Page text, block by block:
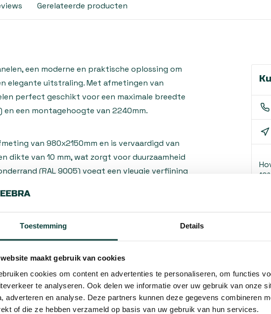
Toestemming Details
website maakt gebruik van cookies
cookies om content en advertenties te personaliseren, om functies
te analyseren. Ook delen we informatie over uw gebruik van onze
adverteren en analyse. Deze partners kunnen deze gegevens combineren
of die ze hebben verzameld op basis van uw gebruik van hun services.
Gerelateerde producten
een moderne en praktische oplossing om
elegante uitstraling. Met afmetingen van
perfect geschikt voor een maximale breedte
en een montagehoogte van 2240mm.
van 980x2150mm en is vervaardigd van
dikte van 10 mm, wat zorgt voor duurzaamheid
(RAL 9005) voegt een vleugje verfijning
dubbele gelagerde wielen, gemaakt van
waardoor ze soepel en geruisloos kunnen
en sluiten.
woonkamer of commerciële locatie, deze
alleen een eigentijdse uitstraling, maar ook
uw ruimte op maat te maken.